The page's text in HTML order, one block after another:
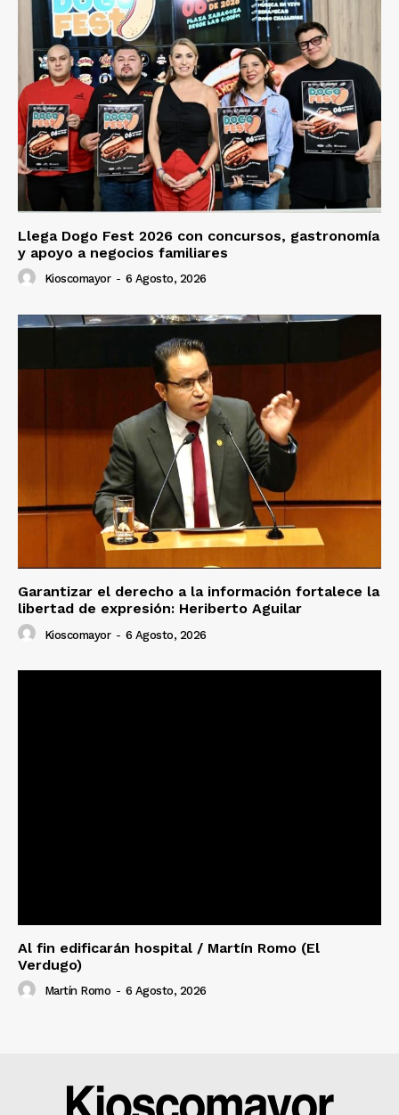
Llega Dogo Fest 2026 con concursos, gastronomía
y apoyo a negocios familiares
Kioscomayor - 6 Agosto, 2026
Garantizar el derecho a la información fortalece la
libertad de expresión: Heriberto Aguilar
Kioscomayor - 6 Agosto, 2026
Al fin edificarán hospital / Martín Romo (El
Verdugo)
Martín Romo - 6 Agosto, 2026